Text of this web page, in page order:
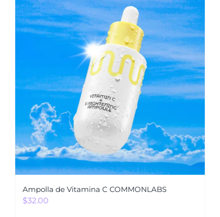
Ampolla de Vitamina C COMMONLABS
$32.00